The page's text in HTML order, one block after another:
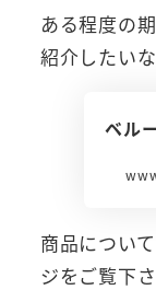
ある程度の
紹介したい
ベル
商品につい
ジをご覧下さ